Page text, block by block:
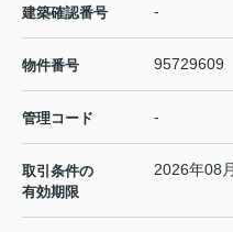
建築確認番号 -
物件番号 95729609
管理コード -
取引条件の
有効期限
2026年08